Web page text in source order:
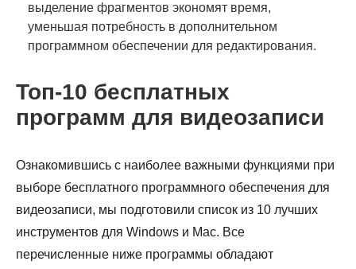
выделение фрагментов экономят время,
уменьшая потребность в дополнительном
программном обеспечении для редактирования.
Топ-10 бесплатных
программ для видеозаписи
Ознакомившись с наиболее важными функциями при
выборе бесплатного программного обеспечения для
видеозаписи, мы подготовили список из 10 лучших
инструментов для Windows и Mac. Все
перечисленные ниже программы обладают